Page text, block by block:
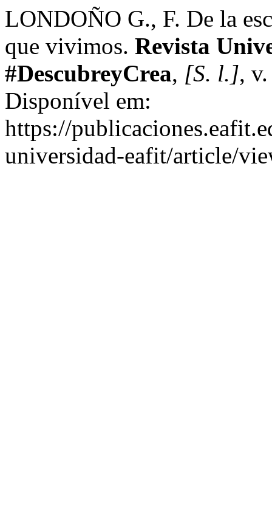
LONDOÑO G., F. De la
que vivimos. Revista
#DescubreyCrea, [S. l.],
Disponível em:
https://
universidad-eafit/article/